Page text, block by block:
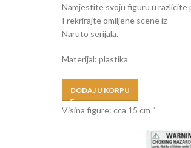
Namjestite svoju figuru u razlicite
I rekrirajte omiljene scene iz
Naruto serijala.
Materijal: plastika
Visina figure: cca 15 cm “
DODAJ U KORPU